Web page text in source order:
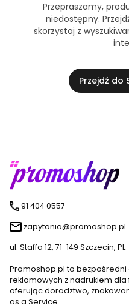
Przepraszamy,
niedostępny.
skorzystaj z
Przejdź do
91 404 0557
zapytania@promoshop.pl
ul. Staffa 12, 71-149 Szczecin, PL
Promoshop.pl to
reklamowych z nadrukiem dla
oferując doradztwo,
as a Service.